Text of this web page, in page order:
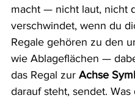
macht — nicht laut, nicht
verschwindet, wenn du
Regale gehören zu den
wie Ablageflächen —
das Regal zur Achse
darauf steht, sendet.